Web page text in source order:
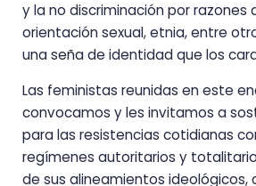
y la no discriminación por razones
orientación sexual, etnia, entre
una seña de identidad que los
Las feministas reunidas en este
convocamos y les invitamos a
para las resistencias cotidianas
regímenes autoritarios y
de sus alineamientos ideológicos,